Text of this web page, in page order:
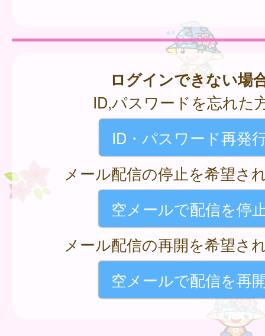
ログインできない場
ID,パスワードを忘れた
ID・パスワード再発
メール配信の停止を希望さ
空メールで配信を停
メール配信の再開を希望さ
空メールで配信を再